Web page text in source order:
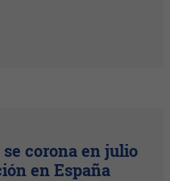
corona en julio
en España